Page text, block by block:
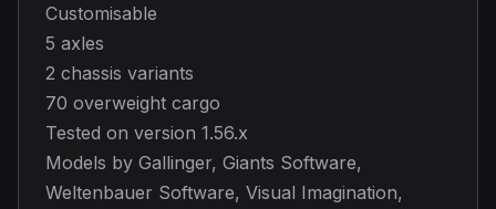
Customisable
5 axles
2 chassis variants
70 overweight cargo
Tested on version 1.56.x
Models by Gallinger, Giants Software,
Weltenbauer Software, Visual Imagination,